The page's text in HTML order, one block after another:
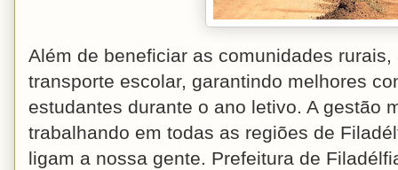
Além de beneficiar as comunidades
transporte escolar, garantindo melhores
estudantes durante o ano letivo. A gestão
trabalhando em todas as regiões de
ligam a nossa gente. Prefeitura de